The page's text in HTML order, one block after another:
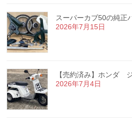
スーパーカブ50の純正
2026年7月15日
【売約済み】ホンダ
2026年7月4日